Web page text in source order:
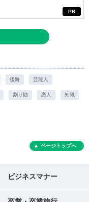
PR
後悔 芸能人
割り勘 恋人 知識
ページトップへ
ビジネスマナー